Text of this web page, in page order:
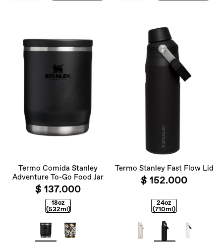
Termo Comida Stanley
Adventure To-Go Food Jar
$ 137.000
18oz
(532ml)
Termo Stanley Fast Flow Lid
$ 152.000
24oz
(710ml)